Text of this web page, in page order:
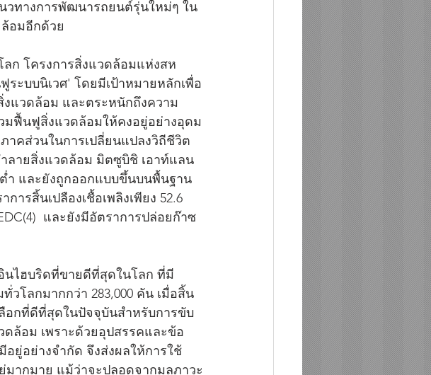
วทางการพัฒนารถยนต์รุ่นใหม่ๆ ใน
อมอีกด้วย
ก โครงการสิ่งแวดล้อมแห่งสห
ระบบนิเวศ' โดยมีเป้าหมายหลักเพื่อ
แวดล้อม และตระหนักถึงความ
มฟื้นฟูสิ่งแวดล้อมให้คงอยู่อย่างอุดม
คส่วนในการเปลี่ยนแปลงวิถีชีวิต
ลายสิ่งแวดล้อม มิตซูบิชิ เอาท์แลน
ำ และยังถูกออกแบบขึ้นบนพื้นฐาน
รสิ้นเปลืองเชื้อเพลิงเพียง 52.6
และยังมีอัตราการปล่อยก๊าซ
นไฮบริดที่ขายดีที่สุดในโลก ที่มี
วโลกมากกว่า 283,000 คัน เมื่อสิ้น
อกที่ดีที่สุดในปัจจุบันสำหรับการขับ
ล้อม เพราะด้วยอุปสรรคและข้อ
ยู่อย่างจำกัด จึงส่งผลให้การใช้
มากมาย แม้ว่าจะปลอดจากมลภาวะ